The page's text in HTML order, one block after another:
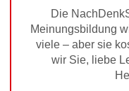
Die
Meinungsbildung
viele – aber sie
wir Sie, liebe